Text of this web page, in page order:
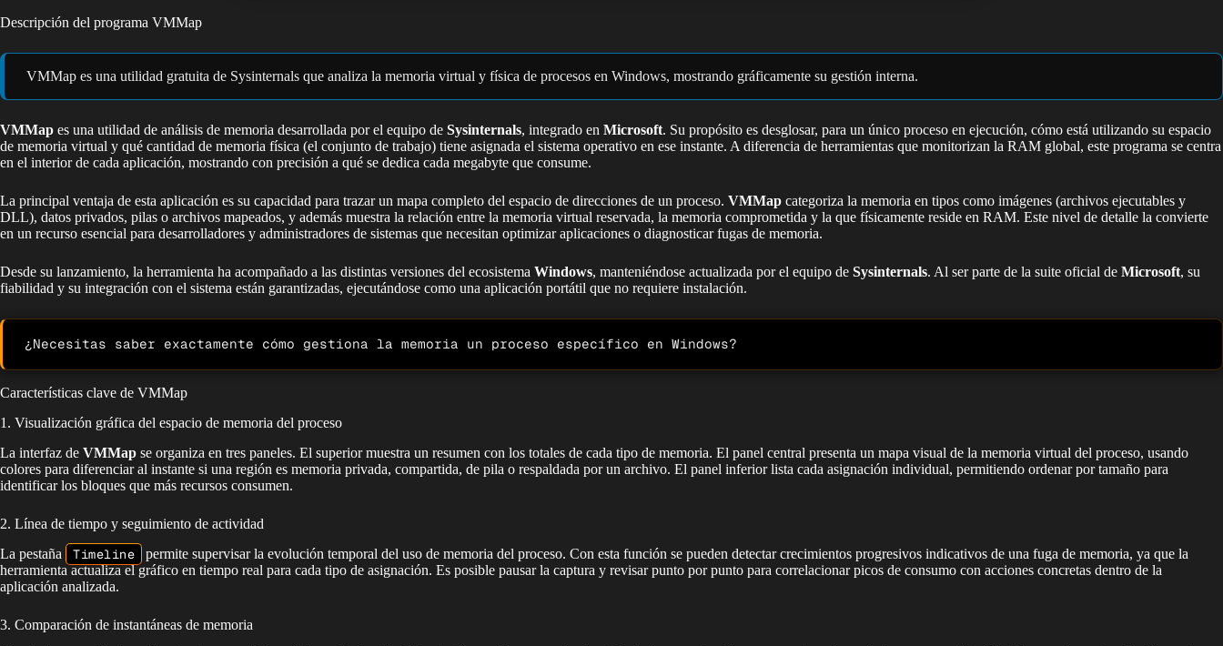
Descripción del programa VMMap
VMMap es una utilidad gratuita de Sysinternals que analiza la memoria virtual y física de procesos en Windows, mostrando gráficamente su gestión interna.
VMMap es una utilidad de análisis de memoria desarrollada por el equipo de Sysinternals, integrado en Microsoft. Su propósito es desglosar, para un único proceso en ejecución, cómo está utilizando su espacio
de memoria virtual y qué cantidad de memoria física (el conjunto de trabajo) tiene asignada el sistema operativo en ese instante. A diferencia de herramientas que monitorizan la RAM global, este programa se centra
en el interior de cada aplicación, mostrando con precisión a qué se dedica cada megabyte que consume.
La principal ventaja de esta aplicación es su capacidad para trazar un mapa completo del espacio de direcciones de un proceso. VMMap categoriza la memoria en tipos como imágenes (archivos ejecutables y
DLL), datos privados, pilas o archivos mapeados, y además muestra la relación entre la memoria virtual reservada, la memoria comprometida y la que físicamente reside en RAM. Este nivel de detalle la convierte
en un recurso esencial para desarrolladores y administradores de sistemas que necesitan optimizar aplicaciones o diagnosticar fugas de memoria.
Desde su lanzamiento, la herramienta ha acompañado a las distintas versiones del ecosistema Windows, manteniéndose actualizada por el equipo de Sysinternals. Al ser parte de la suite oficial de Microsoft, su
fiabilidad y su integración con el sistema están garantizadas, ejecutándose como una aplicación portátil que no requiere instalación.
¿Necesitas saber exactamente cómo gestiona la memoria un proceso específico en Windows?
Características clave de VMMap
1. Visualización gráfica del espacio de memoria del proceso
La interfaz de VMMap se organiza en tres paneles. El superior muestra un resumen con los totales de cada tipo de memoria. El panel central presenta un mapa visual de la memoria virtual del proceso, usando
colores para diferenciar al instante si una región es memoria privada, compartida, de pila o respaldada por un archivo. El panel inferior lista cada asignación individual, permitiendo ordenar por tamaño para
identificar los bloques que más recursos consumen.
2. Línea de tiempo y seguimiento de actividad
La pestaña
Timeline
permite supervisar la evolución temporal del uso de memoria del proceso. Con esta función se pueden detectar crecimientos progresivos indicativos de una fuga de memoria, ya que la
herramienta actualiza el gráfico en tiempo real para cada tipo de asignación. Es posible pausar la captura y revisar punto por punto para correlacionar picos de consumo con acciones concretas dentro de la
aplicación analizada.
3. Comparación de instantáneas de memoria